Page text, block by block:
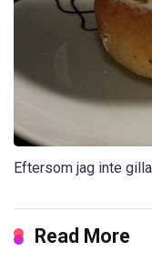
Eftersom jag inte
Read More